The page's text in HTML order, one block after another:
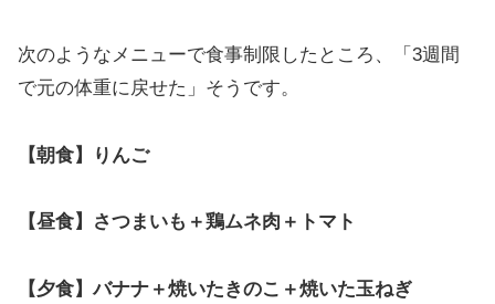
次のようなメニューで食事制限したところ、「3週間
で元の体重に戻せた」そうです。
【朝食】りんご
【昼食】さつまいも＋鶏ムネ肉＋トマト
【夕食】バナナ＋焼いたきのこ＋焼いた玉ねぎ